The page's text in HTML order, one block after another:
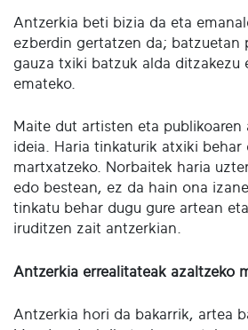
Antzerkia beti bizia da eta
ezberdin gertatzen da; batzuetan
gauza txiki batzuk alda ditzakezu
emateko.
Maite dut artisten eta publikoaren
ideia. Haria tinkaturik atxiki
martxatzeko. Norbaitek haria
edo bestean, ez da hain ona
tinkatu behar dugu gure artean
iruditzen zait antzerkian.
Antzerkia errealitateak azaltzeko
Antzerkia hori da bakarrik, artea